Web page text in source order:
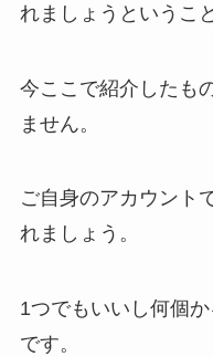
れましょうというこ
今ここで紹介したも
ません。
ご自身のアカウント
れましょう。
1つでもいいし何個
です。